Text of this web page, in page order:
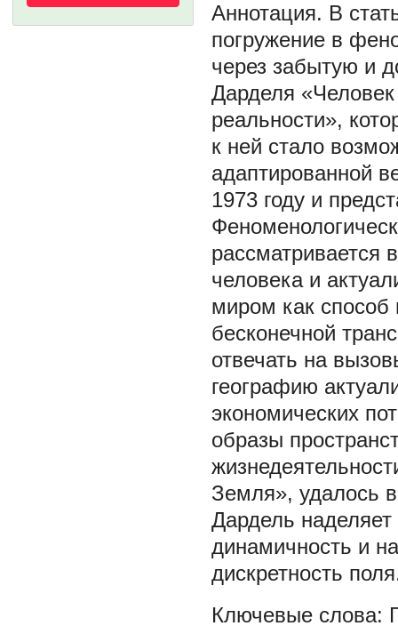
В
погружение в
через забытую и
Дарделя
реальности»,
к ней стало
адаптированной
1973 году и
рассматривается
человека и
миром как способ
бесконечной
отвечать на
географию
экономических
образы
Земля», удалось
Дардель
динамичность и
дискретность